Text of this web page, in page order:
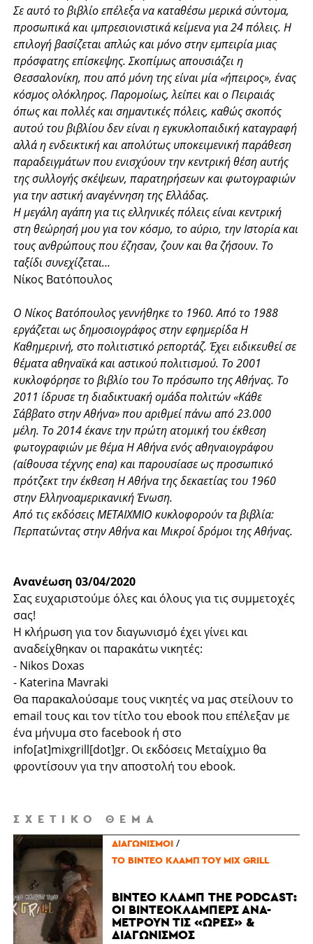
Σε αυτό το βιβλίο επέλεξα να καταθέσω μερικά σύντομα,
προσωπικά και ιμπρεσιονιστικά κείμενα για 24 πόλεις. Η
επιλογή βασίζεται απλώς και μόνο στην εμπειρία μιας
πρόσφατης επίσκεψης. Σκοπίμως απουσιάζει η
Θεσσαλονίκη, που από μόνη της είναι μία «ήπειρος», ένας
κόσμος ολόκληρος. Παρομοίως, λείπει και ο Πειραιάς
όπως και πολλές και σημαντικές πόλεις, καθώς σκοπός
αυτού του βιβλίου δεν είναι η εγκυκλοπαιδική καταγραφή
αλλά η ενδεικτική και απολύτως υποκειμενική παράθεση
παραδειγμάτων που ενισχύουν την κεντρική θέση αυτής
της συλλογής σκέψεων, παρατηρήσεων και φωτογραφιών
για την αστική αναγέννηση της Ελλάδας.
Η μεγάλη αγάπη για τις ελληνικές πόλεις είναι κεντρική
στη θεώρησή μου για τον κόσμο, το αύριο, την Ιστορία και
τους ανθρώπους που έζησαν, ζουν και θα ζήσουν. Το
ταξίδι συνεχίζεται…
Νίκος Βατόπουλος
Ο Νίκος Βατόπουλος γεννήθηκε το 1960. Από το 1988
εργάζεται ως δημοσιογράφος στην εφημερίδα Η
Καθημερινή, στο πολιτιστικό ρεπορτάζ. Έχει ειδικευθεί σε
θέματα αθηναϊκά και αστικού πολιτισμού. Το 2001
κυκλοφόρησε το βιβλίο του Το πρόσωπο της Αθήνας. Το
2011 ίδρυσε τη διαδικτυακή ομάδα πολιτών «Κάθε
Σάββατο στην Αθήνα» που αριθμεί πάνω από 23.000
μέλη. Το 2014 έκανε την πρώτη ατομική του έκθεση
φωτογραφιών με θέμα Η Αθήνα ενός αθηναιογράφου
(αίθουσα τέχνης ena) και παρουσίασε ως προσωπικό
πρότζεκτ την έκθεση Η Αθήνα της δεκαετίας του 1960
στην Ελληνοαμερικανική Ένωση.
Από τις εκδόσεις ΜΕΤΑΙΧΜΙΟ κυκλοφορούν τα βιβλία:
Περπατώντας στην Αθήνα και Μικροί δρόμοι της Αθήνας.
Ανανέωση 03/04/2020
Σας ευχαριστούμε όλες και όλους για τις συμμετοχές
σας!
Η κλήρωση για τον διαγωνισμό έχει γίνει και
αναδείχθηκαν οι παρακάτω νικητές:
- Nikos Doxas
- Katerina Mavraki
Θα παρακαλούσαμε τους νικητές να μας στείλουν το
email τους και τον τίτλο του ebook που επέλεξαν με
ένα μήνυμα στο facebook ή στο
info[at]mixgrill[dot]gr. Οι εκδόσεις Μεταίχμιο θα
φροντίσουν για την αποστολή του ebook.
ΣΧΕΤΙΚΌ ΘΈΜΑ
ΔΙΑΓΩΝΙΣΜΟΊ /
ΤΟ ΒΊΝΤΕΟ ΚΛΑΜΠ ΤΟΥ MIX GRILL
ΒΊΝΤΕΟ ΚΛΑΜΠ THE PODCAST:
ΟΙ ΒΙΝΤΕΟΚΛΆΜΠΕΡΣ ΑΝΑ-
ΜΕΤΡΟΎΝ ΤΙΣ «ΏΡΕΣ» &
ΔΙΑΓΩΝΙΣΜΌΣ